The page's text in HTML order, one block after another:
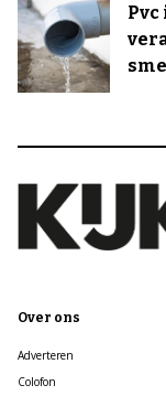
Over ons
Adverteren
Colofon